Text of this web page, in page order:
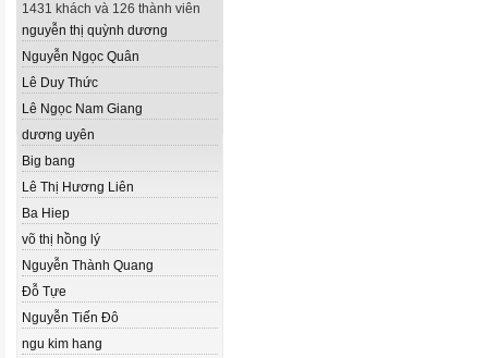
1431 khách và 126 thành viên
nguyễn thị quỳnh dương
Nguyễn Ngọc Quân
Lê Duy Thức
Lê Ngọc Nam Giang
dương uyên
Big bang
Lê Thị Hương Liên
Ba Hiep
võ thị hồng lý
Nguyễn Thành Quang
Đỗ Tựe
Nguyễn Tiến Đô
ngu kim hang